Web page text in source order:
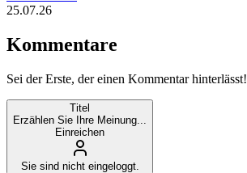
25.07.26
Kommentare
Sei der Erste, der einen Kommentar hinterlässt!
Titel
Erzählen Sie Ihre Meinung...
Einreichen
Sie sind nicht eingeloggt.